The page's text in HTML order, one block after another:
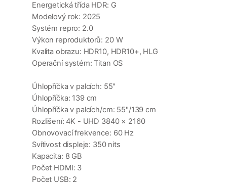
Energetická třída HDR: G
Modelový rok: 2025
Systém repro: 2.0
Výkon reproduktorů: 20 W
Kvalita obrazu: HDR10, HDR10+, HLG
Operační systém: Titan OS
Úhlopříčka v palcích: 55"
Úhlopříčka: 139 cm
Úhlopříčka v palcích/cm: 55"/139 cm
Rozlišení: 4K - UHD 3840 × 2160
Obnovovací frekvence: 60 Hz
Svítivost displeje: 350 nits
Kapacita: 8 GB
Počet HDMI: 3
Počet USB: 2